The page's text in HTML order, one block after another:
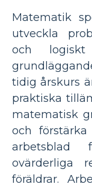
Matematik
utveckla
och logiskt
tidig årskurs
praktiska
matematisk
och förstärka
arbetsblad
ovärderliga
föräldrar.